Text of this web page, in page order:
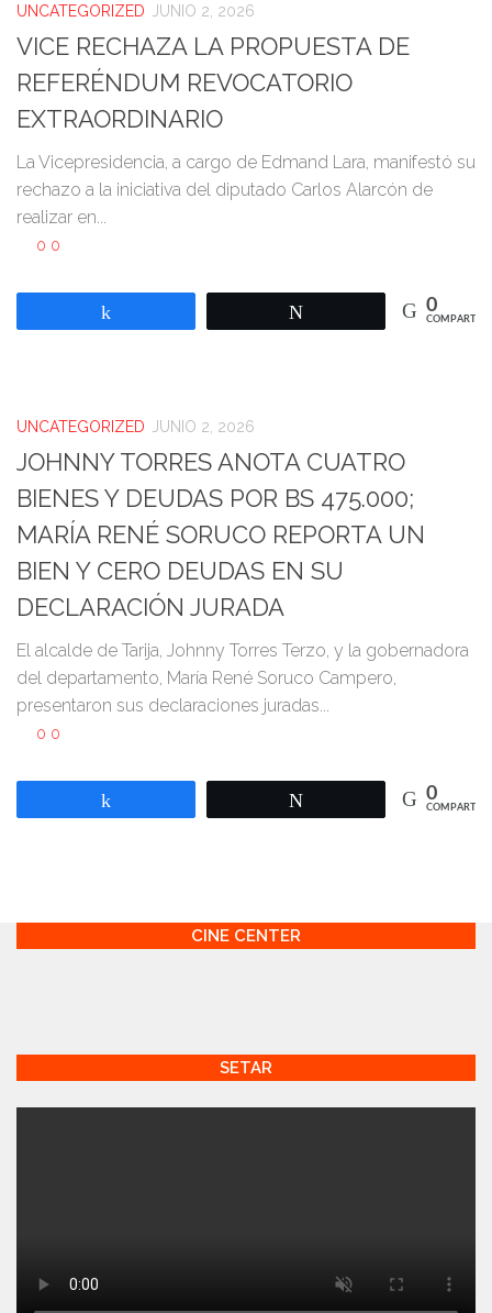
UNCATEGORIZED JUNIO 2, 2026
VICE RECHAZA LA PROPUESTA DE
REFERÉNDUM REVOCATORIO
EXTRAORDINARIO
La Vicepresidencia, a cargo de Edmand Lara, manifestó su
rechazo a la iniciativa del diputado Carlos Alarcón de
realizar en...
0 0
0
COMPARTIR
UNCATEGORIZED JUNIO 2, 2026
JOHNNY TORRES ANOTA CUATRO
BIENES Y DEUDAS POR BS 475.000;
MARÍA RENÉ SORUCO REPORTA UN
BIEN Y CERO DEUDAS EN SU
DECLARACIÓN JURADA
El alcalde de Tarija, Johnny Torres Terzo, y la gobernadora
del departamento, María René Soruco Campero,
presentaron sus declaraciones juradas...
0 0
0
COMPARTIR
CINE CENTER
SETAR